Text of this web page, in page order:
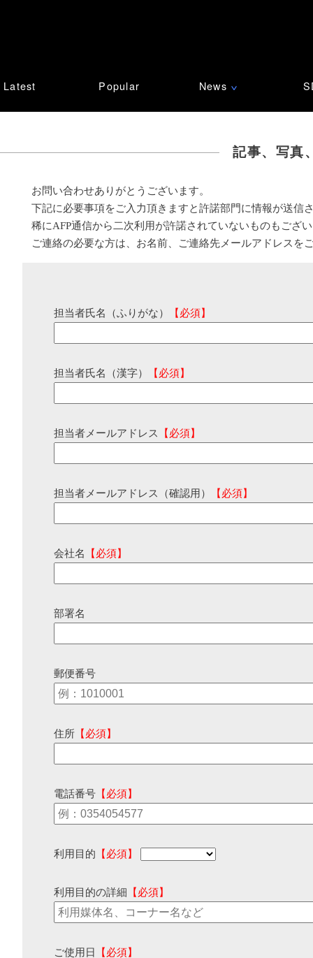
Latest Popular News ∨
記事、写真
お問い合わせありがとうございます。
下記に必要事項をご入力頂きますと許諾部門に情報が送信
稀にAFP通信から二次利用が許諾されていないものもござ
ご連絡の必要な方は、お名前、ご連絡先メールアドレスを
担当者氏名（ふりがな） 【必須】
担当者氏名（漢字） 【必須】
担当者メールアドレス 【必須】
担当者メールアドレス（確認用） 【必須】
会社名 【必須】
部署名
郵便番号
住所 【必須】
電話番号 【必須】
利用目的 【必須】
利用目的の詳細 【必須】
ご使用日 【必須】